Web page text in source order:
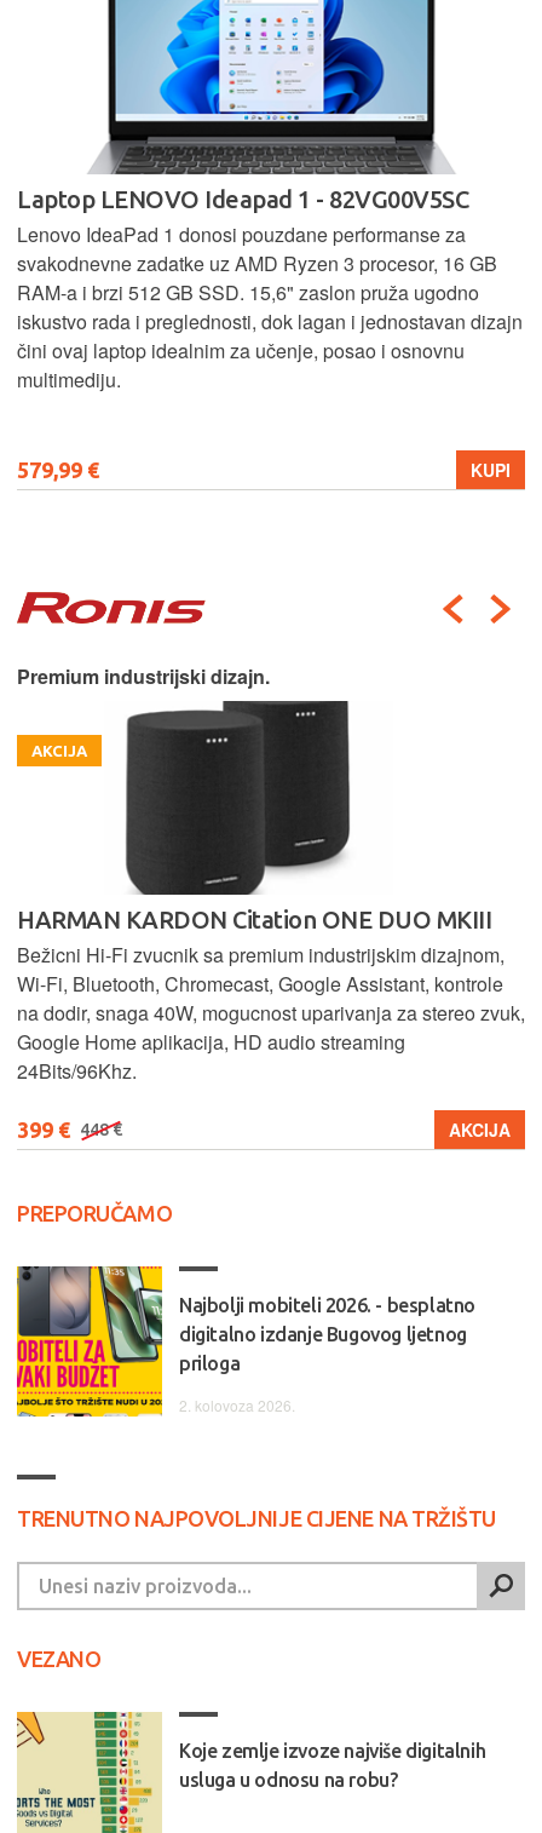
Laptop LENOVO Ideapad 1 - 82VG00V5SC
Lenovo IdeaPad 1 donosi pouzdane performanse za
svakodnevne zadatke uz AMD Ryzen 3 procesor, 16 GB
RAM-a i brzi 512 GB SSD. 15,6" zaslon pruža ugodno
iskustvo rada i preglednosti, dok lagan i jednostavan dizajn
čini ovaj laptop idealnim za učenje, posao i osnovnu
multimediju.
579,99 € KUPI
Premium industrijski dizajn.
AKCIJA
HARMAN KARDON Citation ONE DUO MKIII
Bežicni Hi-Fi zvucnik sa premium industrijskim dizajnom,
Wi-Fi, Bluetooth, Chromecast, Google Assistant, kontrole
na dodir, snaga 40W, mogucnost uparivanja za stereo zvuk,
Google Home aplikacija, HD audio streaming
24Bits/96Khz.
399 € 448 € AKCIJA
PREPORUČAMO
Najbolji mobiteli 2026. - besplatno
digitalno izdanje Bugovog ljetnog
priloga
2. kolovoza 2026.
TRENUTNO NAJPOVOLJNIJE CIJENE NA TRŽIŠTU
VEZANO
Koje zemlje izvoze najviše digitalnih
usluga u odnosu na robu?